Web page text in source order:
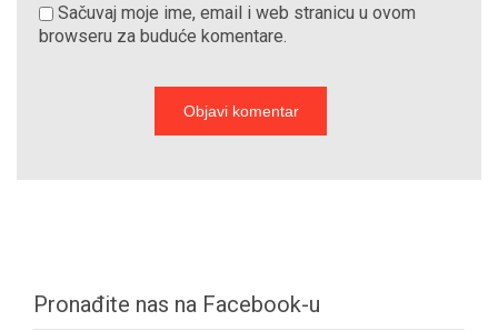
Sačuvaj moje ime, email i web stranicu u ovom
browseru za buduće komentare.
Pronađite nas na Facebook-u